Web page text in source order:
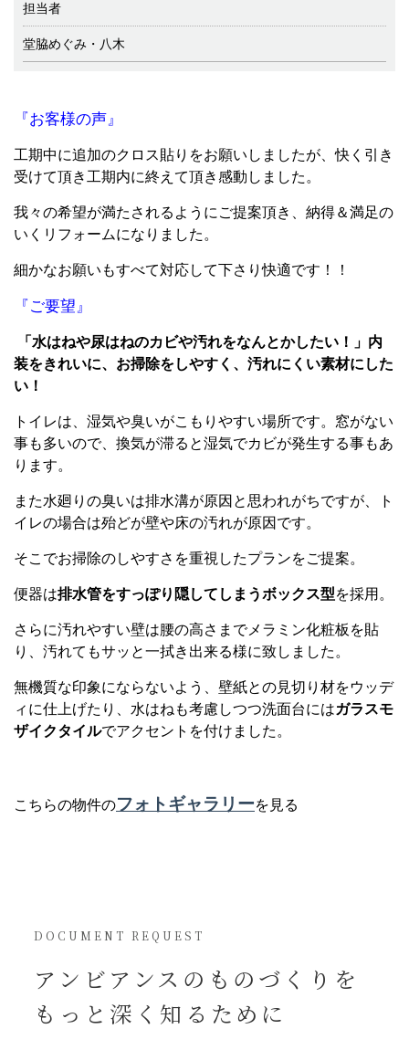
担当者
堂脇めぐみ・八木
『お客様の声』
工期中に追加のクロス貼りをお願いしましたが、快く引き
受けて頂き工期内に終えて頂き感動しました。
我々の希望が満たされるようにご提案頂き、納得＆満足の
いくリフォームになりました。
細かなお願いもすべて対応して下さり快適です！！
『ご要望』
「水はねや尿はねのカビや汚れをなんとかしたい！」内
装をきれいに、お掃除をしやすく、汚れにくい素材にした
い！
トイレは、湿気や臭いがこもりやすい場所です。窓がない
事も多いので、換気が滞ると湿気でカビが発生する事もあ
ります。
また水廻りの臭いは排水溝が原因と思われがちですが、ト
イレの場合は殆どが壁や床の汚れが原因です。
そこでお掃除のしやすさを重視したプランをご提案。
便器は排水管をすっぽり隠してしまうボックス型を採用。
さらに汚れやすい壁は腰の高さまでメラミン化粧板を貼
り、汚れてもサッと一拭き出来る様に致しました。
無機質な印象にならないよう、壁紙との見切り材をウッデ
ィに仕上げたり、水はねも考慮しつつ洗面台にはガラスモ
ザイクタイルでアクセントを付けました。
こちらの物件のフォトギャラリーを見る
DOCUMENT REQUEST
アンビアンスの ものづくりを
もっと深く知るために